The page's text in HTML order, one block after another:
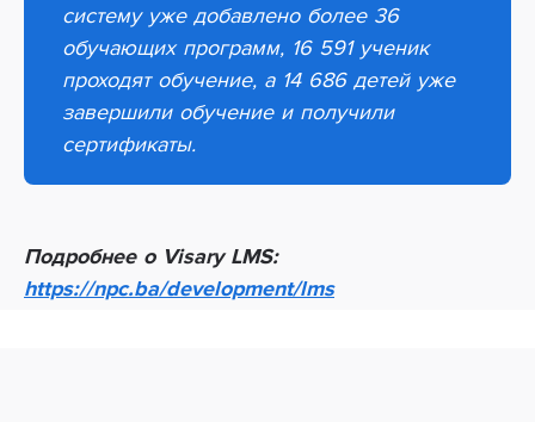
систему уже добавлено более 36
обучающих программ, 16 591 ученик
проходят обучение, а 14 686 детей уже
завершили обучение и получили
сертификаты.
Подробнее о Visary LMS:
https://npc.ba/development/lms